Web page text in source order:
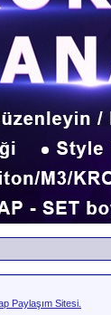
Paylaşım Sitesi.